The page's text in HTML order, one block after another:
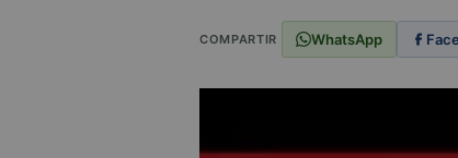
COMPARTIR WhatsApp